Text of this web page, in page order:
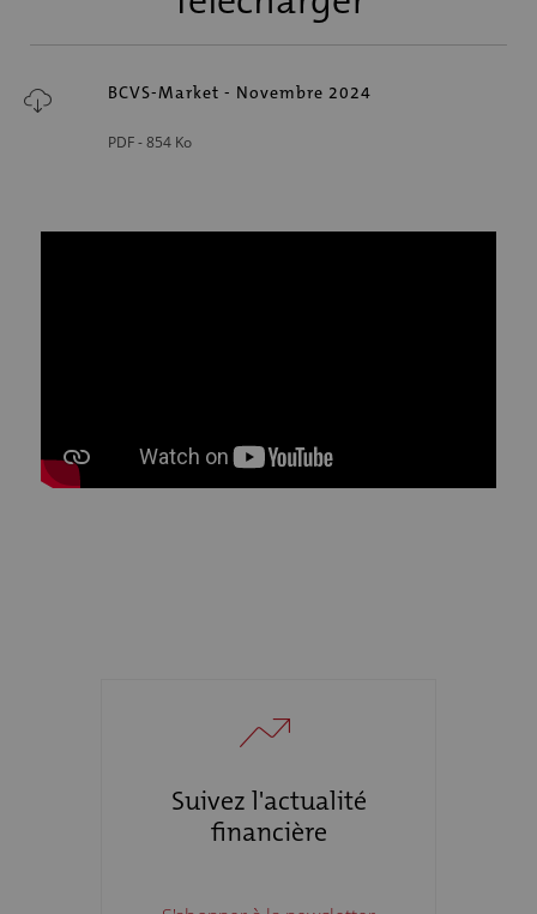
BCVS-Market - Novembre 2024
PDF -854 Ko
Suivez l'actualité
financière